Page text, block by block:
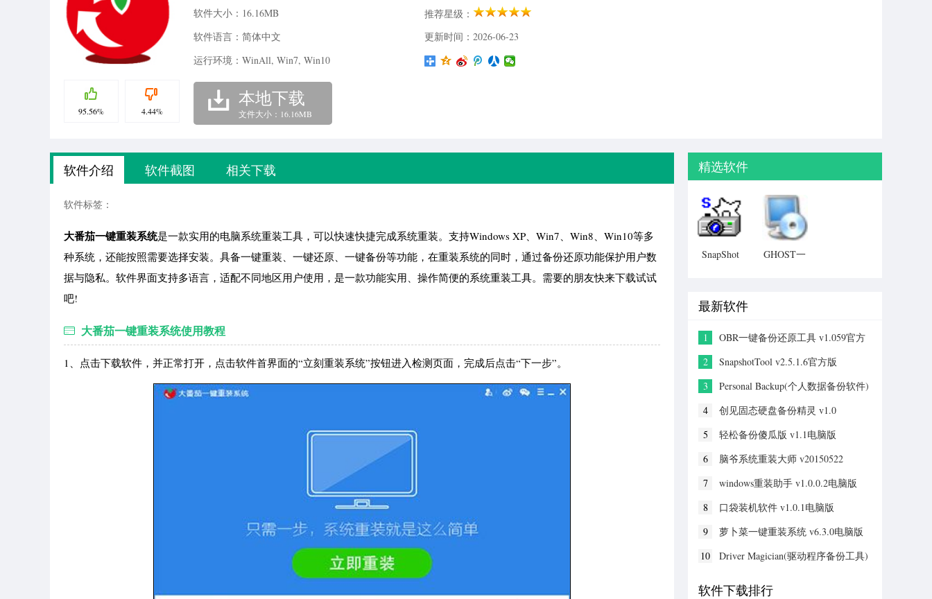
95.56% 4.44%
软件大小：16.16MB
推荐星级：
软件语言：简体中文
更新时间：2026-06-23
运行环境：WinAll, Win7, Win10
本地下载
文件大小：16.16MB
软件介绍 软件截图 相关下载
软件标签：
大番茄一键重装系统是一款实用的电脑系统重装工具，可以快速快捷完成系统重装。支持Windows XP、Win7、Win8、Win10等多
种系统，还能按照需要选择安装。具备一键重装、一键还原、一键备份等功能，在重装系统的同时，通过备份还原功能保护用户数
据与隐私。软件界面支持多语言，适配不同地区用户使用，是一款功能实用、操作简便的系统重装工具。需要的朋友快来下载试试
吧!
大番茄一键重装系统使用教程
1、点击下载软件，并正常打开，点击软件首界面的“立刻重装系统”按钮进入检测页面，完成后点击“下一步”。
精选软件
SnapShot
GHOST一
最新软件
1
OBR一键备份还原工具 v1.059官方
2
SnapshotTool v2.5.1.6官方版
3
Personal Backup(个人数据备份软件)
4
创见固态硬盘备份精灵 v1.0
5
轻松备份傻瓜版 v1.1电脑版
6
脑爷系统重装大师 v20150522
7
windows重装助手 v1.0.0.2电脑版
8
口袋装机软件 v1.0.1电脑版
9
萝卜菜一键重装系统 v6.3.0电脑版
10
Driver Magician(驱动程序备份工具)
软件下载排行